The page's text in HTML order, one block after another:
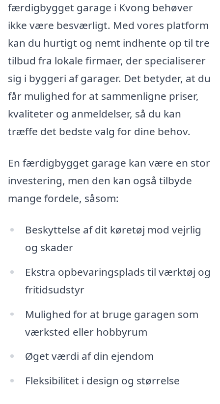
færdigbygget garage i Kvong behøver
ikke være besværligt. Med vores platform
kan du hurtigt og nemt indhente op til tre
tilbud fra lokale firmaer, der specialiserer
sig i byggeri af garager. Det betyder, at du
får mulighed for at sammenligne priser,
kvaliteter og anmeldelser, så du kan
træffe det bedste valg for dine behov.
En færdigbygget garage kan være en stor
investering, men den kan også tilbyde
mange fordele, såsom:
Beskyttelse af dit køretøj mod vejrlig
og skader
Ekstra opbevaringsplads til værktøj og
fritidsudstyr
Mulighed for at bruge garagen som
værksted eller hobbyrum
Øget værdi af din ejendom
Fleksibilitet i design og størrelse